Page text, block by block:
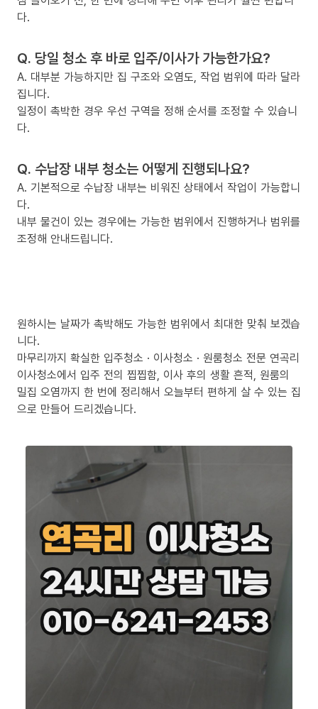
다.
Q. 당일 청소 후 바로 입주/이사가 가능한가요?
A. 대부분 가능하지만 집 구조와 오염도, 작업 범위에 따라 달라
집니다.
일정이 촉박한 경우 우선 구역을 정해 순서를 조정할 수 있습니
다.
Q. 수납장 내부 청소는 어떻게 진행되나요?
A. 기본적으로 수납장 내부는 비워진 상태에서 작업이 가능합니
다.
내부 물건이 있는 경우에는 가능한 범위에서 진행하거나 범위를
조정해 안내드립니다.
원하시는 날짜가 촉박해도 가능한 범위에서 최대한 맞춰 보겠습
니다.
마무리까지 확실한 입주청소 · 이사청소 · 원룸청소 전문 연곡리
이사청소에서 입주 전의 찝찝함, 이사 후의 생활 흔적, 원룸의
밀집 오염까지 한 번에 정리해서 오늘부터 편하게 살 수 있는 집
으로 만들어 드리겠습니다.